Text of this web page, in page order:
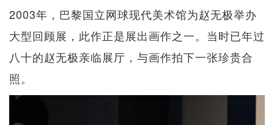
2003年，巴黎国立网球现代美术馆为赵无极举办
大型回顾展，此作正是展出画作之一。当时已年过
八十的赵无极亲临展厅，与画作拍下一张珍贵合
照。